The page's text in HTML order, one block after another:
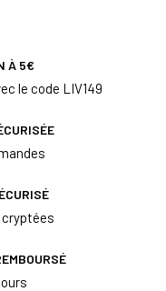
À 5€
le code LIV149